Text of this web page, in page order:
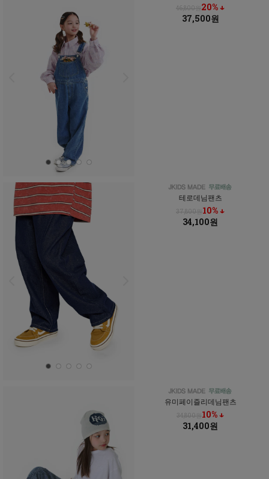
46,800원20% ↓
37,500원
테로데님팬츠
37,800원10% ↓
34,100원
유미페이즐리데님팬츠
34,800원10% ↓
31,400원